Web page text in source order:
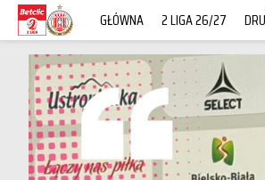
GŁÓWNA 2 LIGA 26/27